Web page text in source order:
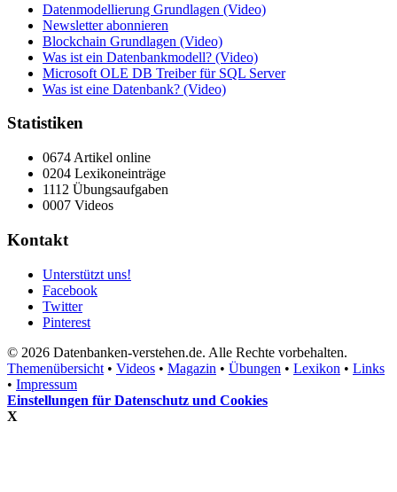
Datenmodellierung Grundlagen (Video)
Newsletter abonnieren
Blockchain Grundlagen (Video)
Was ist ein Datenbankmodell? (Video)
Microsoft OLE DB Treiber für SQL Server
Was ist eine Datenbank? (Video)
Statistiken
0674 Artikel online
0204 Lexikoneinträge
1112 Übungsaufgaben
0007 Videos
Kontakt
Unterstützt uns!
Facebook
Twitter
Pinterest
© 2026 Datenbanken-verstehen.de. Alle Rechte vorbehalten.
Themenübersicht • Videos • Magazin • Übungen • Lexikon • Links
• Impressum
Einstellungen für Datenschutz und Cookies
X